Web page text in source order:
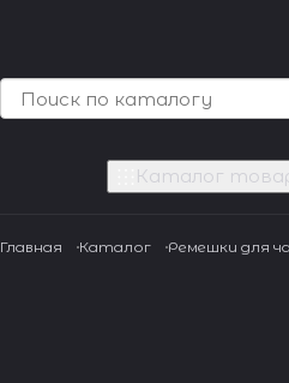
Каталог
Главная Каталог Ремешки для